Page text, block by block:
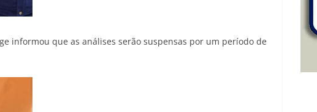
informou que as análises serão suspensas por um período de